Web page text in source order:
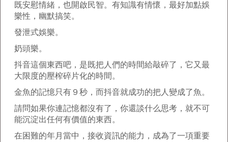
既安慰情緒，也開啟民智。有知識有情懷，最好加點娛
樂性，幽默搞笑。
發泄式娛樂。
奶頭樂。
抖音這個東西吧，是既把人們的時間給敲碎了，它又最
大限度的壓榨碎片化的時間。
金魚的記憶只有９秒，而抖音就成功的把人變成了魚。
請問如果你連記憶都沒有了，你還談什么思考，就不可
能沉淀出任何有價值的東西。
在困難的年月當中，接收資訊的能力，成為了一項重要